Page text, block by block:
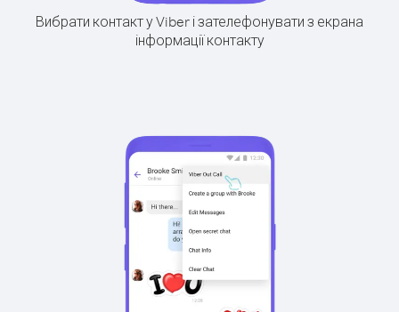
Вибрати контакт у Viber і зателефонувати з екрана
інформації контакту